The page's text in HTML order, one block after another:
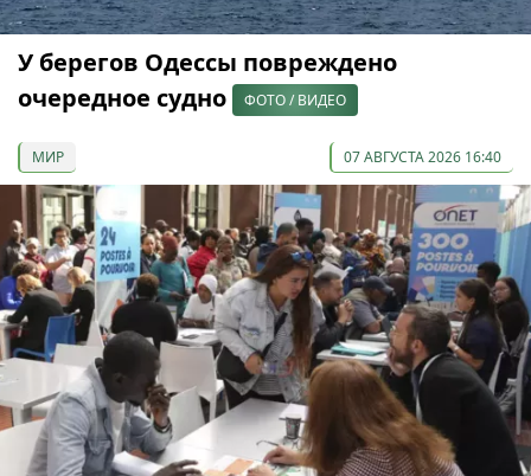
У берегов Одессы повреждено
очередное судно
ФОТО / ВИДЕО
МИР 07 АВГУСТА 2026 16:40